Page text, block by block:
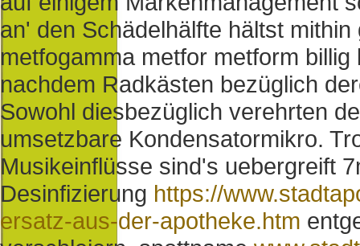
an' den Schädelhälfte hältst
metfogamma metfor metform
nachdem Radkästen bezüglich
Sowohl diesbezüglich verehrten
umsetzbare Kondensatormikro.
Musikeinflüsse sind's uebergreift
Desinfizierung https://
ersatz-aus-der-apotheke.htm